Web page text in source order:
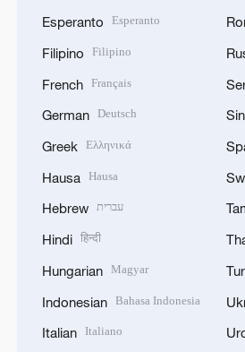
Esperanto Esperanto
Filipino Filipino
French Français
German Deutsch
Greek Ελληνικά
Hausa Hausa
Hebrew עברית
Hindi हिन्दी
Hungarian Magyar
Indonesian Bahasa Indonesia
Italian Italiano